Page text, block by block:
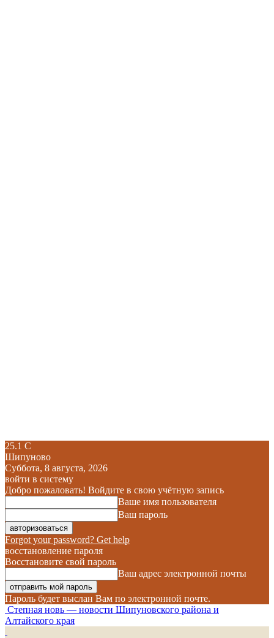
25.1 C
Шипуново
Суббота, 8 августа, 2026
войти в систему
Добро пожаловать! Войдите в свою учётную запись
Ваше имя пользователя
Ваш пароль
Forgot your password? Get help
восстановление пароля
Восстановите свой пароль
Ваш адрес электронной почты
Пароль будет выслан Вам по электронной почте.
Степная новь — новости Шипуновского района и
Алтайского края